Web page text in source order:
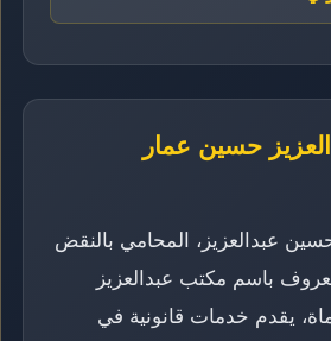
حسين عمار
حسين عبدالعزيز، المحامي بالنقض
باسم مكتب عبدالعزيز
يقدم خدمات قانونية في